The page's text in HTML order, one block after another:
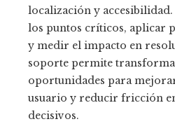
localización y
los puntos críticos, aplicar
y medir el impacto en
soporte permite
oportunidades para
usuario y reducir fricción
decisivos.